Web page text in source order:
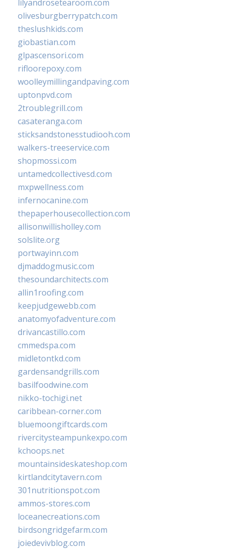
lilyandrosetearoom.com
olivesburgberrypatch.com
theslushkids.com
giobastian.com
glpascensori.com
rifloorepoxy.com
woolleymillingandpaving.com
uptonpvd.com
2troublegrill.com
casateranga.com
sticksandstonesstudiooh.com
walkers-treeservice.com
shopmossi.com
untamedcollectivesd.com
mxpwellness.com
infernocanine.com
thepaperhousecollection.com
allisonwillisholley.com
solslite.org
portwayinn.com
djmaddogmusic.com
thesoundarchitects.com
allin1roofing.com
keepjudgewebb.com
anatomyofadventure.com
drivancastillo.com
cmmedspa.com
midletontkd.com
gardensandgrills.com
basilfoodwine.com
nikko-tochigi.net
caribbean-corner.com
bluemoongiftcards.com
rivercitysteampunkexpo.com
kchoops.net
mountainsideskateshop.com
kirtlandcitytavern.com
301nutritionspot.com
ammos-stores.com
loceanecreations.com
birdsongridgefarm.com
joiedevivblog.com